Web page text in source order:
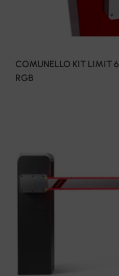
COMUNELLO KIT LIMIT
RGB